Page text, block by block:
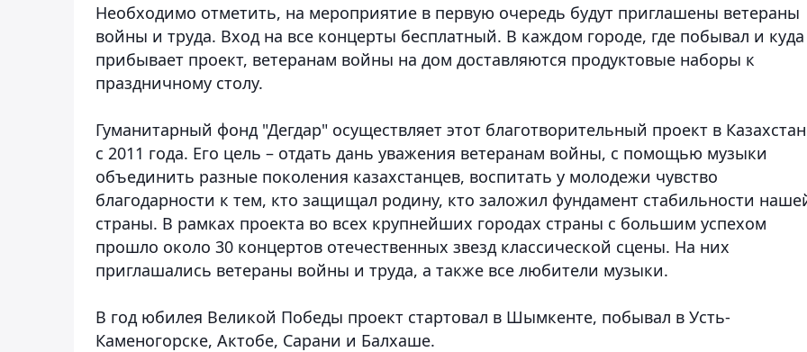
Необходимо отметить, на мероприятие в первую очередь будут приглашены ветераны
войны и труда. Вход на все концерты бесплатный. В каждом городе, где побывал и куда
прибывает проект, ветеранам войны на дом доставляются продуктовые наборы к
праздничному столу.
Гуманитарный фонд "Дегдар" осуществляет этот благотворительный проект в
с 2011 года. Его цель – отдать дань уважения ветеранам войны, с помощью музыки
объединить разные поколения казахстанцев, воспитать у молодежи чувство
благодарности к тем, кто защищал родину, кто заложил фундамент стабильности
страны. В рамках проекта во всех крупнейших городах страны с большим успехом
прошло около 30 концертов отечественных звезд классической сцены. На них
приглашались ветераны войны и труда, а также все любители музыки.
В год юбилея Великой Победы проект стартовал в Шымкенте, побывал в Усть-
Каменогорске, Актобе, Сарани и Балхаше.